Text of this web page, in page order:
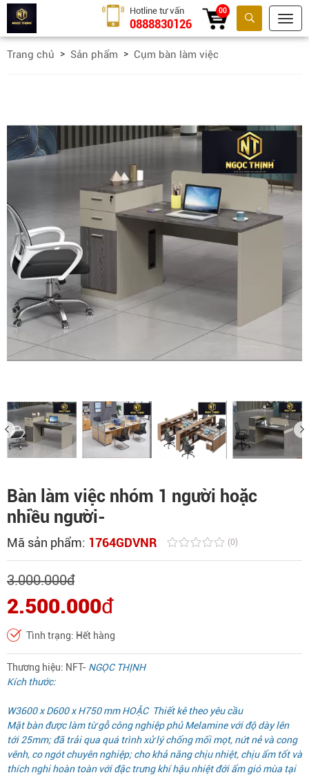
Tìm kiếm
Hotline tư vấn
0888830126
00
Trang chủ Sản phẩm Cụm bàn làm việc
Bàn làm việc nhóm 1 người hoặc
nhiều người-
Mã sản phẩm: 1764GDVNR (0)
3.000.000đ
2.500.000đ
Tình trạng: Hết hàng
Thương hiệu: NFT- NGỌC THỊNH
Kích thước:
W3600 x D600 x H750 mm HOẶC Thiết kê theo yêu cầu
Mặt bàn được làm từ gỗ công nghiệp phủ Melamine với độ dày lên
tới 25mm; đã trải qua quá trình xử lý chống mối mọt, nứt nẻ và cong
vênh, co ngót chuyên nghiệp; cho khả năng chịu nhiệt, chịu ẩm tốt và
thích nghi hoàn toàn với đặc trưng khí hậu nhiệt đới ẩm gió mùa tại